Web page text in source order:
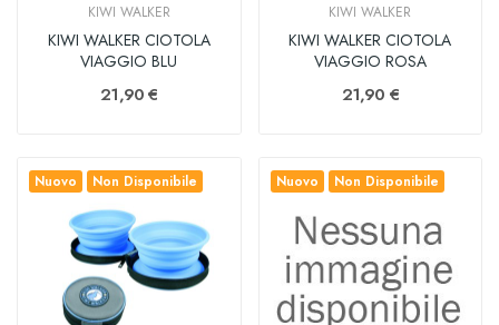
KIWI WALKER
KIWI WALKER CIOTOLA
VIAGGIO BLU
21,90 €
KIWI WALKER
KIWI WALKER CIOTOLA
VIAGGIO ROSA
21,90 €
Nuovo Non Disponibile Nuovo Non Disponibile